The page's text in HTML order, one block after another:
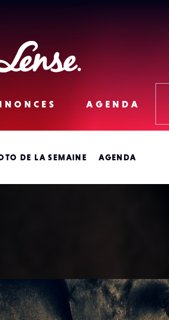
Lense
AGENDA
DE LA SEMAINE AGENDA